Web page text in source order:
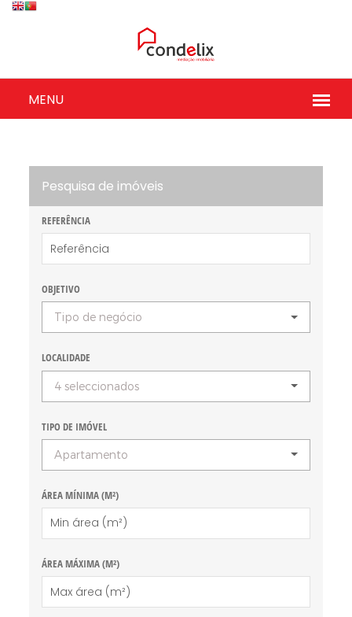
Pesquisa de imóveis
REFERÊNCIA
OBJETIVO
Tipo de negócio
LOCALIDADE
4 seleccionados
TIPO DE IMÓVEL
Apartamento
ÁREA MÍNIMA (M²)
ÁREA MÁXIMA (M²)